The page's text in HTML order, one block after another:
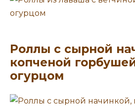
Роллы с сырной
копченой
огурцом